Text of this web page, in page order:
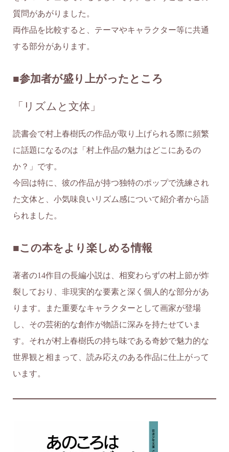
質問があがりました。
両作品を比較すると、テーマやキャラクター等に共通
する部分があります。
■参加者が盛り上がったところ
「リズムと文体」
読書会で村上春樹氏の作品が取り上げられる際に頻繁
に話題になるのは「村上作品の魅力はどこにあるの
か？」です。
今回は特に、彼の作品が持つ独特のポップで洗練され
た文体と、小気味良いリズム感について紹介者から語
られました。
■この本をより楽しめる情報
著者の14作目の長編小説は、相変わらずの村上節が炸
裂しており、非現実的な要素と深く個人的な部分があ
ります。また重要なキャラクターとして画家が登場
し、その芸術的な創作が物語に深みを持たせていま
す。それが村上春樹氏の持ち味である奇妙で魅力的な
世界観と相まって、読み応えのある作品に仕上がって
います。